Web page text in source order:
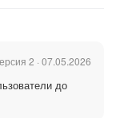
2 · 07.05.2026
до